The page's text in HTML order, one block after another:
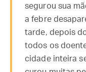
segurou sua
a febre
tarde, depois
todos os
cidade inteira